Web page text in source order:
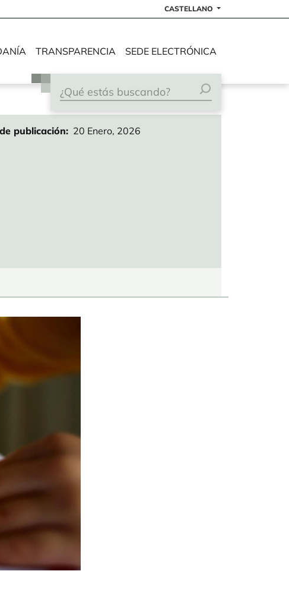
CASTELLANO
TRANSPARENCIA SEDE ELECTRÓNICA
publicación 20 Enero, 2026